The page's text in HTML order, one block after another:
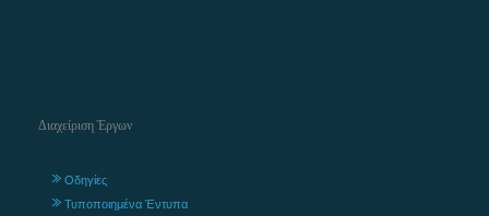
Διαχείριση Έργων
Οδηγίες
Τυποποιημένα Έντυπα